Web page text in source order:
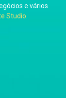
e vários
Studio